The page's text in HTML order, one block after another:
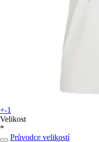
+-1
Velikost
*
Průvodce velikostí